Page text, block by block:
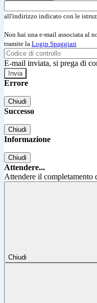
all'indirizzo indicato con le
Non hai una e-mail associata al
tramite la Login Spaggiari
E-mail inviata, si prega di
Errore
Chiudi
Successo
Chiudi
Informazione
Chiudi
Attendere...
Attendere il completamento
Chiudi